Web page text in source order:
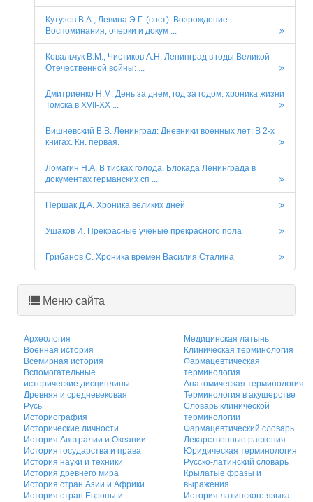
Кутузов В.А., Левина Э.Г. (сост). Возрождение.
Воспоминания, очерки и докум ...
Ковальчук В.М., Чистиков А.Н. Ленинград в годы Великой
Отечественной войны: ...
Дмитриенко Н.М. День за днем, год за годом: хроника жизни
Томска в XVII-XX ...
Вишневский В.В. Ленинград: Дневники военных лет: В 2-х
книгах. Кн. первая.
Ломагин Н.А. В тисках голода. Блокада Ленинграда в
документах германских сп ...
Першак Д.А. Хроника великих дней
Ушаков И. Прекрасные ученые прекрасного пола
Грибанов С. Хроника времен Василия Сталина
Меню сайта
Археология
Военная история
Всемирная история
Вспомогательные
исторические дисциплины
Древняя и средневековая
Русь
Историография
Исторические личности
История Австралии и Океании
История государства и права
История науки и техники
История древнего мира
История стран Азии и Африки
История стран Европы и
Медицинская латынь
Клиническая терминология
Фармацевтическая
терминология
Анатомическая терминология
Терминология в акушерстве
Словарь клинической
терминологии
Фармацевтический словарь
Лекарственные растения
Юридическая терминология
Русско-латинский словарь
Крылатые фразы и
выражения
История латинского языка